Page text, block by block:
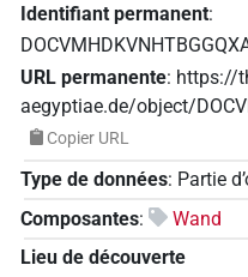
Identifiant permanent:
URL permanente: https://
aegyptiae.de/object/
Copier URL
Type de données: Partie
Composantes:
Wand
Lieu de découverte